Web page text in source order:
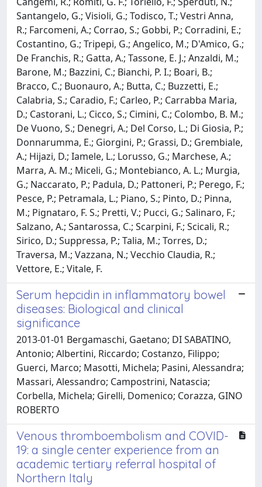
Santangelo, G.; Visioli, G.; Todisco, T.; Vestri Anna,
R.; Farcomeni, A.; Corrao, S.; Gobbi, P.; Corradini, E.;
Costantino, G.; Tripepi, G.; Angelico, M.; D'Amico, G.;
De Franchis, R.; Gatta, A.; Tassone, E. J.; Anzaldi, M.;
Barone, M.; Bazzini, C.; Bianchi, P. I.; Boari, B.;
Bracco, C.; Buonauro, A.; Butta, C.; Buzzetti, E.;
Calabria, S.; Caradio, F.; Carleo, P.; Carrabba Maria,
D.; Castorani, L.; Cicco, S.; Cimini, C.; Colombo, B. M.;
De Vuono, S.; Denegri, A.; Del Corso, L.; Di Giosia, P.;
Donnarumma, E.; Giorgini, P.; Grassi, D.; Grembiale,
A.; Hijazi, D.; Iamele, L.; Lorusso, G.; Marchese, A.;
Marra, A. M.; Miceli, G.; Montebianco, A. L.; Murgia,
G.; Naccarato, P.; Padula, D.; Pattoneri, P.; Perego, F.;
Pesce, P.; Petramala, L.; Piano, S.; Pinto, D.; Pinna,
M.; Pignataro, F. S.; Pretti, V.; Pucci, G.; Salinaro, F.;
Salzano, A.; Santarossa, C.; Scarpini, F.; Scicali, R.;
Sirico, D.; Suppressa, P.; Talia, M.; Torres, D.;
Traversa, M.; Vazzana, N.; Vecchio Claudia, R.;
Vettore, E.; Vitale, F.
Serum hepcidin in inflammatory bowel
diseases: Biological and clinical
significance
2013-01-01 Bergamaschi, Gaetano; DI SABATINO,
Antonio; Albertini, Riccardo; Costanzo, Filippo;
Guerci, Marco; Masotti, Michela; Pasini, Alessandra;
Massari, Alessandro; Campostrini, Natascia;
Corbella, Michela; Girelli, Domenico; Corazza, GINO
ROBERTO
Venous thromboembolism and COVID-
19: a single center experience from an
academic tertiary referral hospital of
Northern Italy